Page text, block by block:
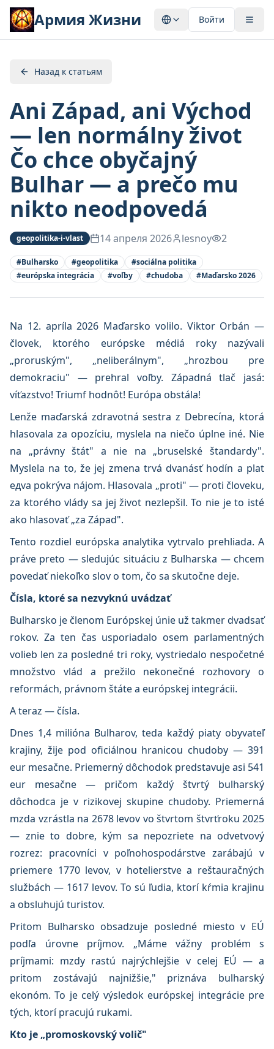
Армия Жизни Войти
Назад к статьям
Ani Západ, ani Východ
— len normálny život
Čo chce obyčajný
Bulhar — a prečo mu
nikto neodpovedá
geopolitika-i-vlast 14 апреля 2026 lesnoy 2
#Bulharsko #geopolitika #sociálna politika
#európska integrácia #voľby #chudoba #Maďarsko 2026
Na 12. apríla 2026 Maďarsko volilo. Viktor Orbán —
človek, ktorého európske médiá roky nazývali
„proruským", „neliberálnym", „hrozbou pre
demokraciu" — prehral voľby. Západná tlač jasá:
víťazstvo! Triumf hodnôt! Európa obstála!
Lenže maďarská zdravotná sestra z Debrecína, ktorá
hlasovala za opozíciu, myslela na niečo úplne iné. Nie
na „právny štát" a nie na „bruselské štandardy".
Myslela na to, že jej zmena trvá dvanásť hodín a plat
едva pokrýva nájom. Hlasovala „proti" — proti človeku,
za ktorého vlády sa jej život nezlepšil. To nie je to isté
ako hlasovať „za Západ".
Tento rozdiel európska analytika vytrvalo prehliadа. A
práve preto — sledujúc situáciu z Bulharska — chcem
povedať niekoľko slov o tom, čo sa skutočne deje.
Čísla, ktoré sa nezvyknú uvádzať
Bulharsko je členom Európskej únie už takmer dvadsať
rokov. Za ten čas usporiadalo osem parlamentných
volieb len za posledné tri roky, vystriedalo nespočetné
množstvo vlád a prežilo nekonečné rozhovory o
reformách, právnom štáte a európskej integrácii.
A teraz — čísla.
Dnes 1,4 milióna Bulharov, teda každý piaty obyvateľ
krajiny, žije pod oficiálnou hranicou chudoby — 391
eur mesačne. Priemerný dôchodok predstavuje asi 541
eur mesačne — pričom každý štvrtý bulharský
dôchodca je v rizikovej skupine chudoby. Priemerná
mzda vzrástla na 2678 levov vo štvrtom štvrťroku 2025
— znie to dobre, kým sa nepozriete na odvetvový
rozrez: pracovníci v poľnohospodárstve zarábajú v
priemere 1770 levov, v hotelierstve a reštauračných
službách — 1617 levov. To sú ľudia, ktorí kŕmia krajinu
a obsluhujú turistov.
Pritom Bulharsko obsadzuje posledné miesto v EÚ
podľa úrovne príjmov. „Máme vážny problém s
príjmami: mzdy rastú najrýchlejšie v celej EÚ — a
pritom zostávajú najnižšie," priznáva bulharský
ekonóm. To je celý výsledok európskej integrácie pre
tých, ktorí pracujú rukami.
Kto je „promoskovský volič"